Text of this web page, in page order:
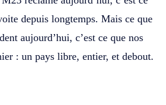
depuis longtemps. Mais ce que
aujourd’hui, c’est ce que nos
: un pays libre, entier, et debout.